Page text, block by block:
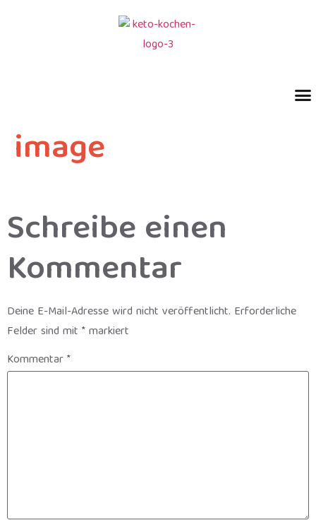
image
Schreibe einen
Kommentar
Deine E-Mail-Adresse wird nicht veröffentlicht. Erforderliche
Felder sind mit *markiert
Kommentar*